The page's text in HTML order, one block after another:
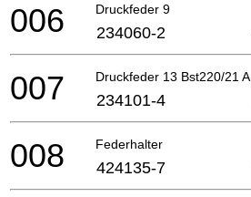
Druckfeder 9
006 234060-2
Druckfeder 13 Bst220/21 A
007 234101-4
Federhalter
008 424135-7